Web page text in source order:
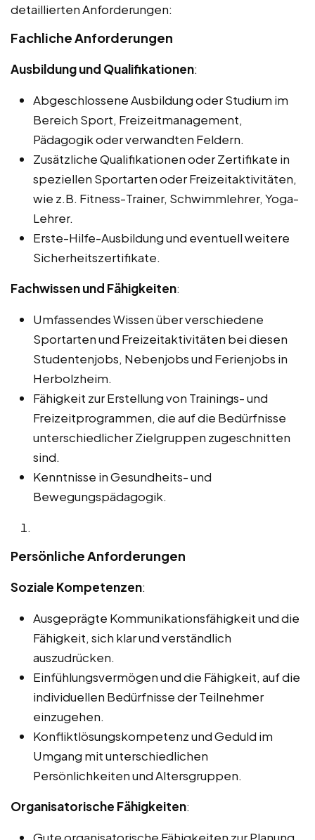
detaillierten Anforderungen:
Fachliche Anforderungen
Ausbildung und Qualifikationen:
Abgeschlossene Ausbildung oder Studium im
Bereich Sport, Freizeitmanagement,
Pädagogik oder verwandten Feldern.
Zusätzliche Qualifikationen oder Zertifikate in
speziellen Sportarten oder Freizeitaktivitäten,
wie z.B. Fitness-Trainer, Schwimmlehrer, Yoga-
Lehrer.
Erste-Hilfe-Ausbildung und eventuell weitere
Sicherheitszertifikate.
Fachwissen und Fähigkeiten:
Umfassendes Wissen über verschiedene
Sportarten und Freizeitaktivitäten bei diesen
Studentenjobs, Nebenjobs und Ferienjobs in
Herbolzheim.
Fähigkeit zur Erstellung von Trainings- und
Freizeitprogrammen, die auf die Bedürfnisse
unterschiedlicher Zielgruppen zugeschnitten
sind.
Kenntnisse in Gesundheits- und
Bewegungspädagogik.
Persönliche Anforderungen
Soziale Kompetenzen:
Ausgeprägte Kommunikationsfähigkeit und die
Fähigkeit, sich klar und verständlich
auszudrücken.
Einfühlungsvermögen und die Fähigkeit, auf die
individuellen Bedürfnisse der Teilnehmer
einzugehen.
Konfliktlösungskompetenz und Geduld im
Umgang mit unterschiedlichen
Persönlichkeiten und Altersgruppen.
Organisatorische Fähigkeiten: